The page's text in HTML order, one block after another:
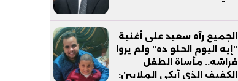
الجميع رآه سعيد على أغنية
"إيه اليوم الحلو ده" ولم يروا
فراشه.. مأساة الطفل
الكفيف الذي أبكى الملايين: